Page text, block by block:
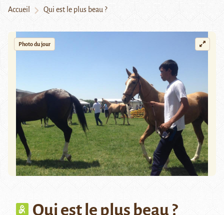
Accueil Qui est le plus beau ?
Photo du jour
Qui est le plus beau ?